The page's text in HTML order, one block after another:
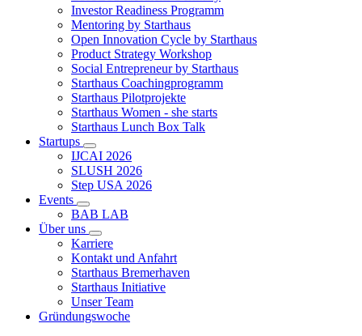
Investor Readiness Programm
Mentoring by Starthaus
Open Innovation Cycle by Starthaus
Product Strategy Workshop
Social Entrepreneur by Starthaus
Starthaus Coachingprogramm
Starthaus Pilotprojekte
Starthaus Women - she starts
Starthaus Lunch Box Talk
Startups
IJCAI 2026
SLUSH 2026
Step USA 2026
Events
BAB LAB
Über uns
Karriere
Kontakt und Anfahrt
Starthaus Bremerhaven
Starthaus Initiative
Unser Team
Gründungswoche